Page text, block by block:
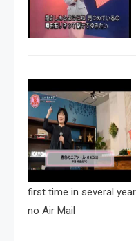
first time in several
no Air Mail